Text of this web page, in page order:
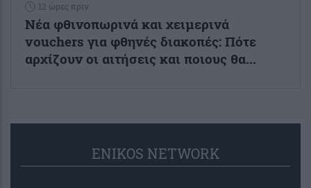
12 ώρες πριν
Νέα φθινοπωρινά και χειμερινά
vouchers για φθηνές διακοπές: Πότε
αρχίζουν οι αιτήσεις και ποιους θα...
ENIKOS NETWORK